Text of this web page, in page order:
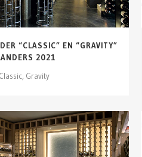
“CLASSIC” EN “GRAVITY”
2021
Classic, Gravity